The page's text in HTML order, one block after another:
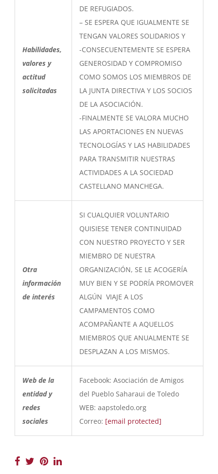
Habilidades,
valores y
actitud
solicitadas
DE REFUGIADOS.
– SE ESPERA QUE IGUALMENTE SE
TENGAN VALORES SOLIDARIOS Y
-CONSECUENTEMENTE SE ESPERA
GENEROSIDAD Y COMPROMISO
COMO SOMOS LOS MIEMBROS DE
LA JUNTA DIRECTIVA Y LOS SOCIOS
DE LA ASOCIACIÓN.
-FINALMENTE SE VALORA MUCHO
LAS APORTACIONES EN NUEVAS
TECNOLOGÍAS Y LAS HABILIDADES
PARA TRANSMITIR NUESTRAS
ACTIVIDADES A LA SOCIEDAD
CASTELLANO MANCHEGA.
Otra
información
de interés
SI CUALQUIER VOLUNTARIO
QUISIESE TENER CONTINUIDAD
CON NUESTRO PROYECTO Y SER
MIEMBRO DE NUESTRA
ORGANIZACIÓN, SE LE ACOGERÍA
MUY BIEN Y SE PODRÍA PROMOVER
ALGÚN VIAJE A LOS
CAMPAMENTOS COMO
ACOMPAÑANTE A AQUELLOS
MIEMBROS QUE ANUALMENTE SE
DESPLAZAN A LOS MISMOS.
Web de la
entidad y
redes
sociales
Facebook: Asociación de Amigos
del Pueblo Saharaui de Toledo
WEB: aapstoledo.org
Correo: [email protected]